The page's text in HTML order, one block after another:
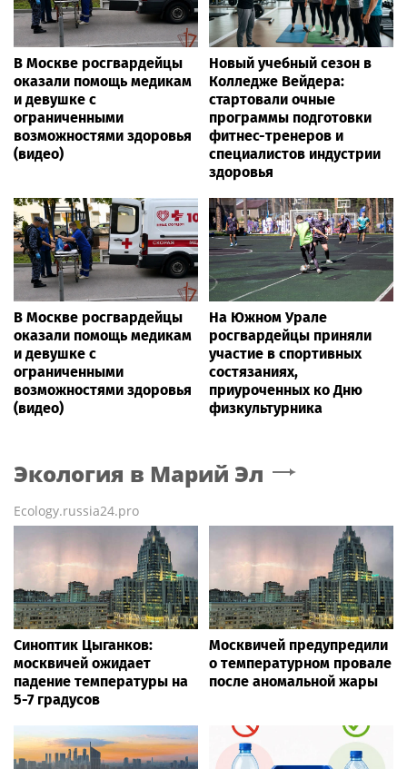
В Москве росгвардейцы
оказали помощь медикам
и девушке с
ограниченными
возможностями здоровья
(видео)
Новый учебный сезон в
Колледже Вейдера:
стартовали очные
программы подготовки
фитнес-тренеров и
специалистов индустрии
здоровья
В Москве росгвардейцы
оказали помощь медикам
и девушке с
ограниченными
возможностями здоровья
(видео)
На Южном Урале
росгвардейцы приняли
участие в спортивных
состязаниях,
приуроченных ко Дню
физкультурника
Экология в Марий Эл
Ecology.russia24.pro
Синоптик Цыганков:
москвичей ожидает
падение температуры на
5-7 градусов
Москвичей предупредили
о температурном провале
после аномальной жары